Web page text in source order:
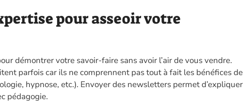
pour asseoir votre
démontrer votre savoir-faire sans avoir l’air de vous vendre.
parfois car ils ne comprennent pas tout à fait les bénéfices de
hypnose, etc.). Envoyer des newsletters permet d’expliquer
pédagogie.